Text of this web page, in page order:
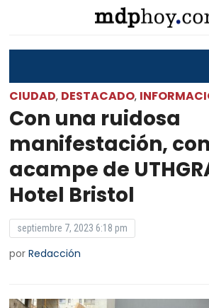
CIUDAD, DESTACADO,
Con una ruidosa
manifestación,
acampe de
Hotel Bristol
septiembre 7, 2023 6:18 pm
porRedacción